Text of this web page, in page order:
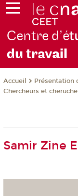
Centre d’é
du travail
Accueil
Présentation
Chercheurs et
Samir Zine